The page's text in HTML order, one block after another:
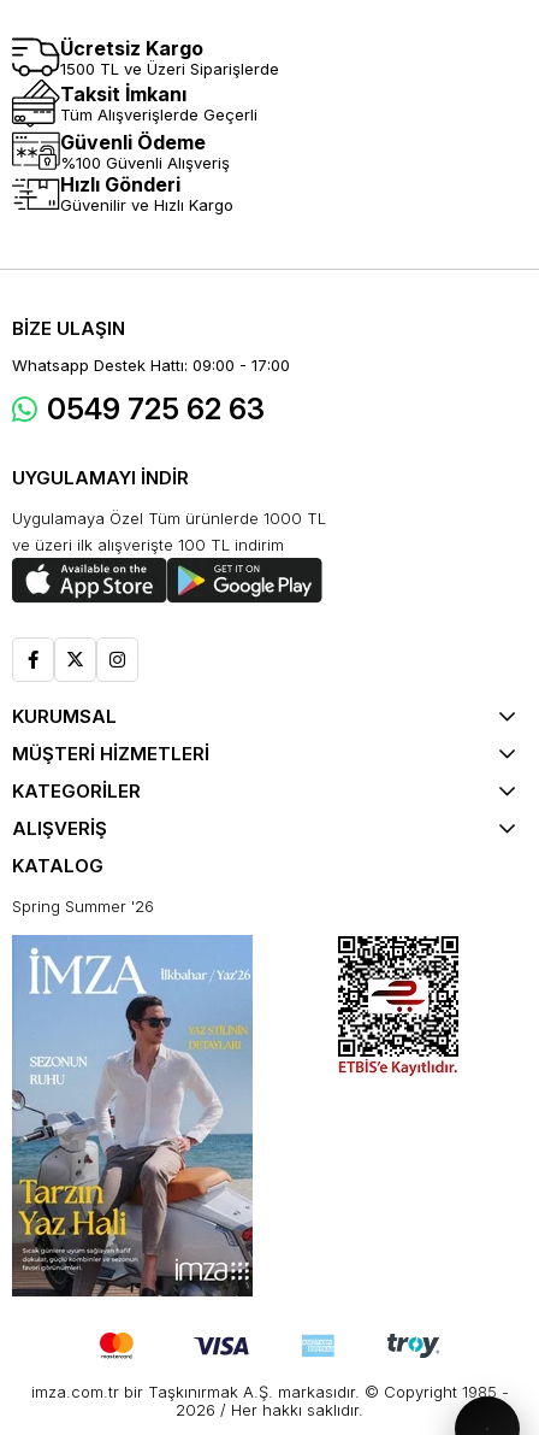
Ücretsiz Kargo
1500 TL ve Üzeri Siparişlerde
Taksit İmkanı
Tüm Alışverişlerde Geçerli
Güvenli Ödeme
%100 Güvenli Alışveriş
Hızlı Gönderi
Güvenilir ve Hızlı Kargo
BİZE ULAŞIN
Whatsapp Destek Hattı: 09:00 - 17:00
0549 725 62 63
UYGULAMAYI İNDİR
Uygulamaya Özel Tüm ürünlerde 1000 TL
ve üzeri ilk alışverişte 100 TL indirim
KURUMSAL
MÜŞTERİ HİZMETLERİ
KATEGORİLER
ALIŞVERİŞ
KATALOG
Spring Summer '26
imza.com.tr bir Taşkınırmak A.Ş. markasıdır. © Copyright 1985 -
2026 / Her hakkı saklıdır.